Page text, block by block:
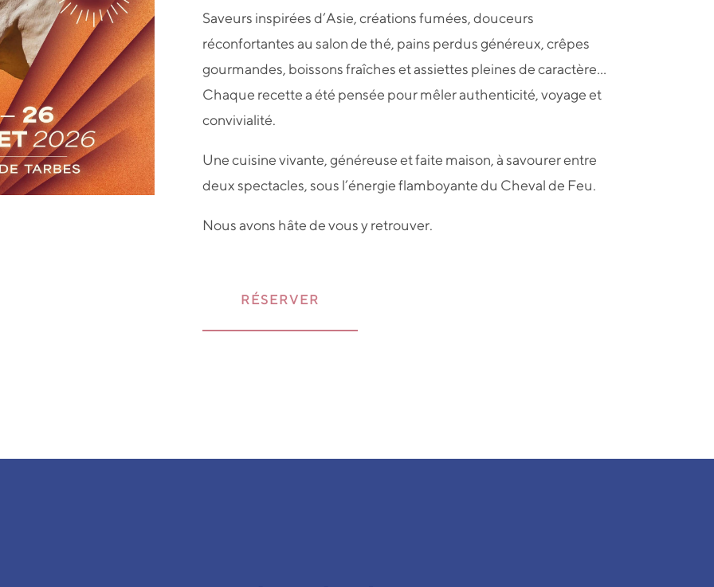
Saveurs inspirées d’Asie, créations fumées, douceurs
réconfortantes au salon de thé, pains perdus généreux, crêpes
gourmandes, boissons fraîches et assiettes pleines de caractère…
Chaque recette a été pensée pour mêler authenticité, voyage et
convivialité.
Une cuisine vivante, généreuse et faite maison, à savourer entre
deux spectacles, sous l’énergie flamboyante du Cheval de Feu.
Nous avons hâte de vous y retrouver.
RÉSERVER